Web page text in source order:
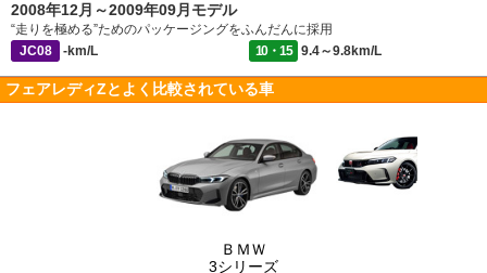
2008年12月～2009年09月モデル
“走りを極める”ためのパッケージングをふんだんに採用
JC08
-km/L 10・15 9.4～9.8km/L
フェアレディZとよく比較されている車
ＢＭＷ
3シリーズ